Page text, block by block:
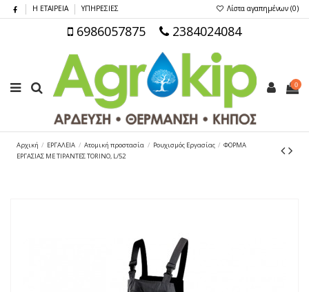
Η ΕΤΑΙΡΕΙΑ ΥΠΗΡΕΣΙΕΣ Λίστα αγαπημένων (0)
6986057875 2384024084
0
Αρχική ΕΡΓΑΛΕΙΑ Ατομική προστασία Ρουχισμός Εργασίας
ΦΟΡΜΑ
ΕΡΓΑΣΙΑΣ ΜΕ ΤΙΡΑΝΤΕΣ TORINO, L/52